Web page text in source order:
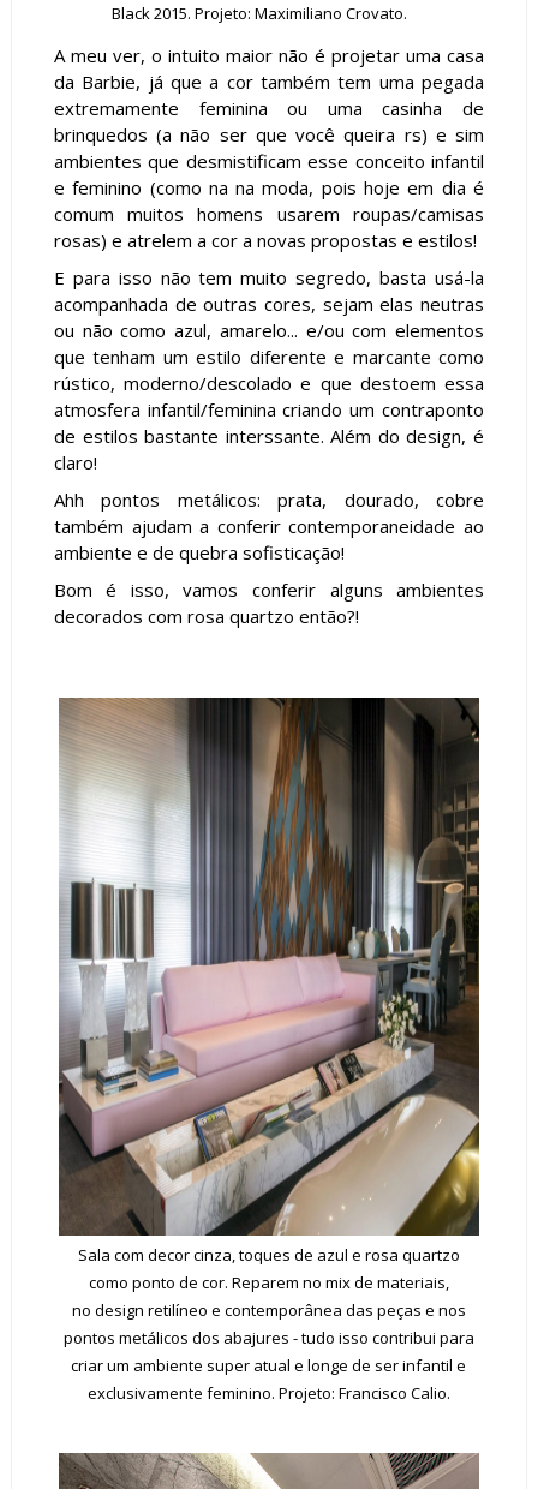
Black 2015. Projeto: Maximiliano Crovato.
A meu ver, o intuito maior não é projetar uma casa
da Barbie, já que a cor também tem uma pegada
extremamente feminina ou uma casinha de
brinquedos (a não ser que você queira rs) e sim
ambientes que desmistificam esse conceito infantil
e feminino (como na na moda, pois hoje em dia é
comum muitos homens usarem roupas/camisas
rosas) e atrelem a cor a novas propostas e estilos!
E para isso não tem muito segredo, basta usá-la
acompanhada de outras cores, sejam elas neutras
ou não como azul, amarelo... e/ou com elementos
que tenham um estilo diferente e marcante como
rústico, moderno/descolado e que destoem essa
atmosfera infantil/feminina criando um contraponto
de estilos bastante interssante. Além do design, é
claro!
Ahh pontos metálicos: prata, dourado, cobre
também ajudam a conferir contemporaneidade ao
ambiente e de quebra sofisticação!
Bom é isso, vamos conferir alguns ambientes
decorados com rosa quartzo então?!
Sala com decor cinza, toques de azul e rosa quartzo
como ponto de cor. Reparem no mix de materiais,
no design retilíneo e contemporânea das peças e nos
pontos metálicos dos abajures - tudo isso contribui para
criar um ambiente super atual e longe de ser infantil e
exclusivamente feminino. Projeto: Francisco Calio.